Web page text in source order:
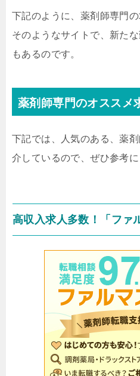
下記のように、薬剤師専門
そのようなサイトで、新た
もあるのです。
薬剤師専門のオススメ
下記では、人気のある、薬
介しているので、ぜひ参考に
高収入求人多数！「ファ